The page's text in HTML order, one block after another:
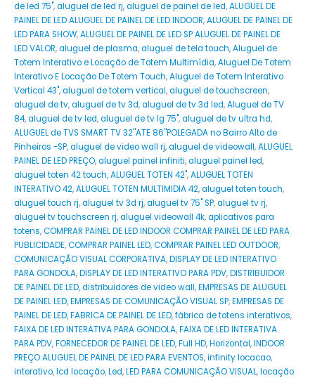
de led 75",aluguel de led rj,aluguel de painel de led,ALUGUEL DE
PAINEL DE LED ALUGUEL DE PAINEL DE LED INDOOR,ALUGUEL DE PAINEL DE
LED PARA SHOW,ALUGUEL DE PAINEL DE LED SP ALUGUEL DE PAINEL DE
LED VALOR,aluguel de plasma,aluguel de tela touch,Aluguel de
Totem Interativo e Locação de Totem Multimídia,Aluguel De Totem
Interativo E Locação De Totem Touch,Aluguel de Totem Interativo
Vertical 43",aluguel de totem vertical,aluguel de touchscreen,
aluguel de tv,aluguel de tv 3d,aluguel de tv 3d led,Aluguel de TV
84,aluguel de tv led,aluguel de tv lg 75",aluguel de tv ultra hd,
ALUGUEL de TVS SMART TV 32''ATE 86''POLEGADA no Bairro‎ Alto de
Pinheiros‎ -SP,aluguel de video wall rj,aluguel de videowall,ALUGUEL
PAINEL DE LED PREÇO,aluguel painel infiniti,aluguel painel led,
aluguel toten 42 touch,ALUGUEL TOTEN 42",ALUGUEL TOTEN
INTERATIVO 42,ALUGUEL TOTEN MULTIMIDIA 42,aluguel toten touch,
aluguel touch rj,aluguel tv 3d rj,aluguel tv 75" SP,aluguel tv rj,
aluguel tv touchscreen rj,aluguel videowall 4k,aplicativos para
totens,COMPRAR PAINEL DE LED INDOOR COMPRAR PAINEL DE LED PARA
PUBLICIDADE,COMPRAR PAINEL LED,COMPRAR PAINEL LED OUTDOOR,
COMUNICAÇÃO VISUAL CORPORATIVA,DISPLAY DE LED INTERATIVO
PARA GONDOLA,DISPLAY DE LED INTERATIVO PARA PDV,DISTRIBUIDOR
DE PAINEL DE LED,distribuidores de video wall,EMPRESAS DE ALUGUEL
DE PAINEL LED,EMPRESAS DE COMUNICAÇÃO VISUAL SP,EMPRESAS DE
PAINEL DE LED,FABRICA DE PAINEL DE LED,fábrica de totens interativos,
FAIXA DE LED INTERATIVA PARA GONDOLA,FAIXA DE LED INTERATIVA
PARA PDV,FORNECEDOR DE PAINEL DE LED,Full HD,Horizontal,INDOOR
PREÇO ALUGUEL DE PAINEL DE LED PARA EVENTOS,infinity locacao,
interativo,lcd locação,Led,LED PARA COMUNICAÇÃO VISUAL,locação